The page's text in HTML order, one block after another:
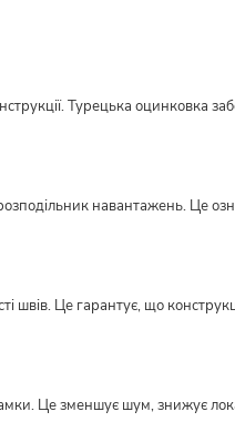
Турецька оцинковка
навантажень. Це
Це гарантує, що
Це зменшує шум, знижує